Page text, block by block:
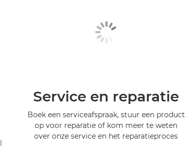
Service en reparatie
Boek een serviceafspraak, stuur een product
op voor reparatie of kom meer te weten
over onze service en het reparatieproces